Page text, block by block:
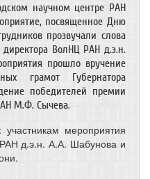
научном центре РАН
посвященное Дню
прозвучали слова
директора ВолНЦ РАН д.э.н.
прошло вручение
грамот Губернатора
победителей премии
М.Ф. Сычева.
мероприятия
д.э.н. А.А. Шабунова и